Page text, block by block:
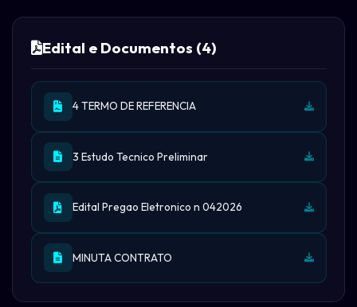
Edital e Documentos (4)
4 TERMO DE REFERENCIA
3 Estudo Tecnico Preliminar
Edital Pregao Eletronico n 042026
MINUTA CONTRATO